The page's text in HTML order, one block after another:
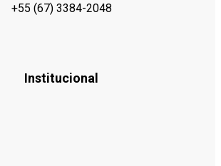
+55 (67) 3384-2048
Institucional